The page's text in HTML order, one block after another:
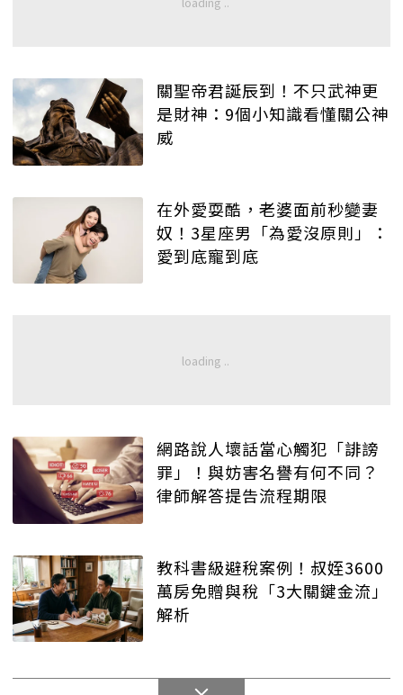
關聖帝君誕辰到！不只武神更
是財神：9個小知識看懂關公神
威
在外愛耍酷，老婆面前秒變妻
奴！3星座男「為愛沒原則」：
愛到底寵到底
網路說人壞話當心觸犯「誹謗
罪」！與妨害名譽有何不同？
律師解答提告流程期限
教科書級避稅案例！叔姪3600
萬房免贈與稅「3大關鍵金流」
解析